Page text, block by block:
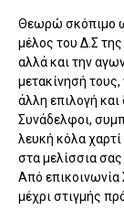
Θεωρώ σκόπιμο
μέλος του Δ.Σ
αλλά και την
μετακίνησή
άλλη επιλογή και
Συνάδελφοι,
λευκή κόλα
στα μελίσσια
Από
μέχρι στιγμής